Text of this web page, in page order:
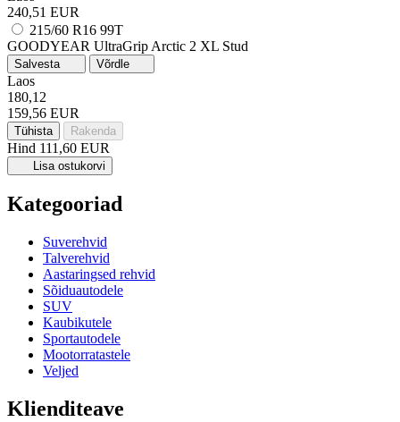
240,51 EUR
215/60 R16 99T
GOODYEAR UltraGrip Arctic 2 XL Stud
Salvesta Võrdle
Laos
180,12
159,56 EUR
Tühista Rakenda
Hind 111,60 EUR
Lisa ostukorvi
Kategooriad
Suverehvid
Talverehvid
Aastaringsed rehvid
Sõiduautodele
SUV
Kaubikutele
Sportautodele
Mootorratastele
Veljed
Klienditeave